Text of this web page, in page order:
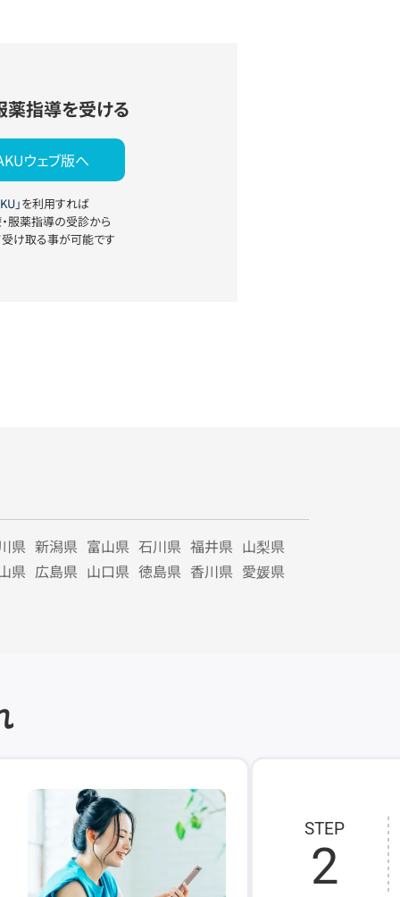
薬指導を受ける
ウェブ版へ
」を利用すれば
服薬指導の受診から
け取る事が可能です
県 新潟県 富山県 石川県 福井県 山梨県
県 広島県 山口県 徳島県 香川県 愛媛県
STEP
2